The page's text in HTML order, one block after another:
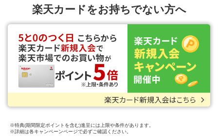
楽天カードをお持ちでない方へ
※特典(期間限定ポイントを含む)進呈には上限や条件があります。
※詳細は各キャンペーンページで必ずご確認ください。